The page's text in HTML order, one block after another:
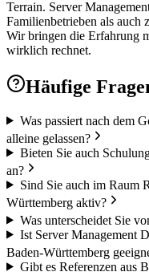
Terrain. Server
Familienbetrieben als auch
Wir bringen die Erfahrung
wirklich rechnet.
Häufige
Was passiert nach dem
alleine gelassen?
Bieten Sie auch
an?
Sind Sie auch im Raum
Württemberg aktiv?
Was unterscheidet Sie
Ist Server Management
Baden-Württemberg
Gibt es Referenzen aus